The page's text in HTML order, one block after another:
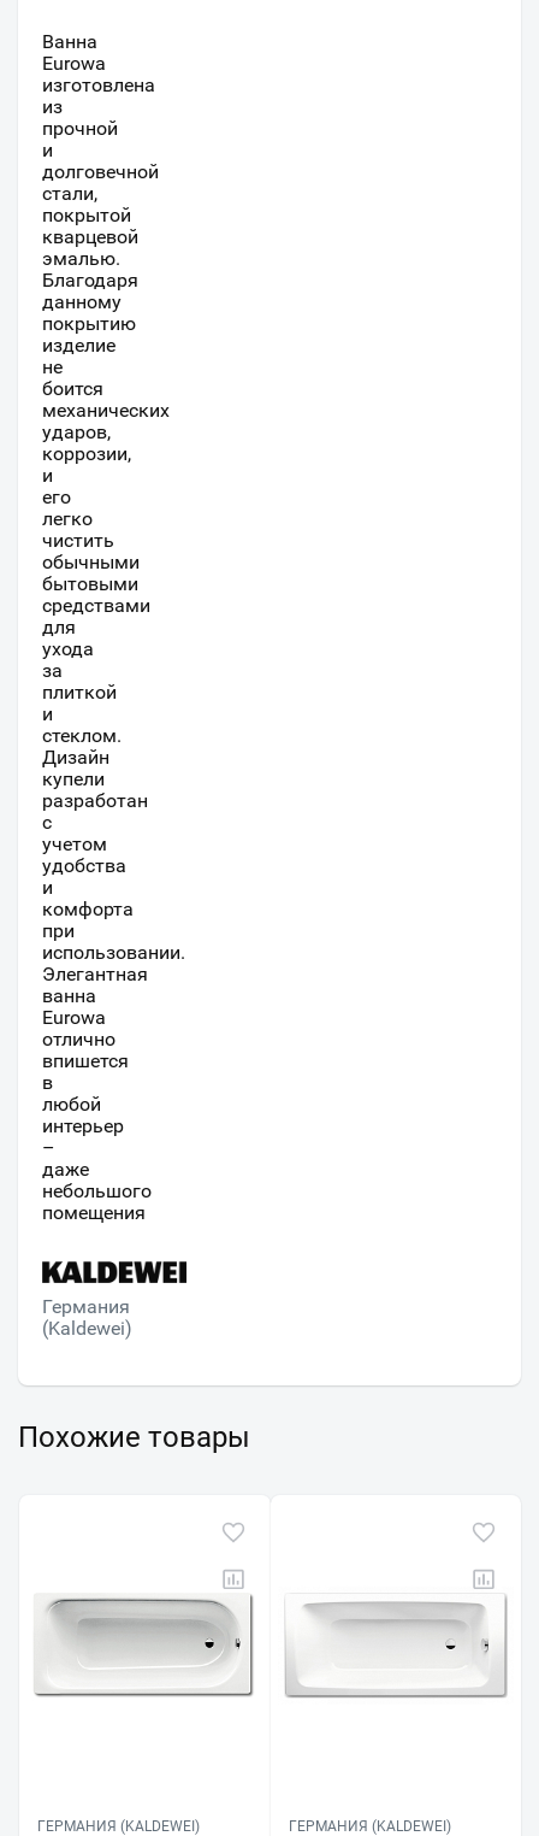
Ванна
Eurowa
изготовлена
из
прочной
и
долговечной
стали,
покрытой
кварцевой
эмалью.
Благодаря
данному
покрытию
изделие
не
боится
механических
ударов,
коррозии,
и
его
легко
чистить
обычными
бытовыми
средствами
для
ухода
за
плиткой
и
стеклом.
Дизайн
купели
разработан
с
учетом
удобства
и
комфорта
при
использовании.
Элегантная
ванна
Eurowa
отлично
впишется
в
любой
интерьер
–
даже
небольшого
помещения
Германия
(Kaldewei)
Похожие товары
ГЕРМАНИЯ (KALDEWEI) ГЕРМАНИЯ (KALDEWEI)